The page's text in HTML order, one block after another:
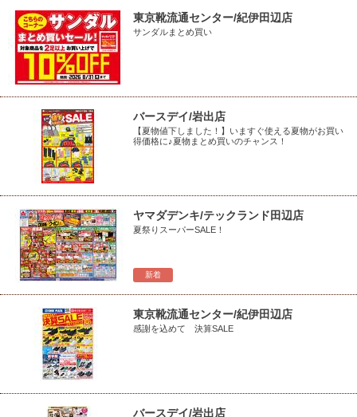
東京靴流通センター/紀伊田辺店
サンダルまとめ買い
バースデイ/岩出店
【夏物値下しました！】いますぐ使える夏物がお買い
得価格に♪夏物まとめ買いのチャンス！
新着
ヤマダデンキ/テックランド田辺店
夏祭りスーパーSALE！
東京靴流通センター/紀伊田辺店
感謝を込めて 決算SALE
バースデイ/岩出店